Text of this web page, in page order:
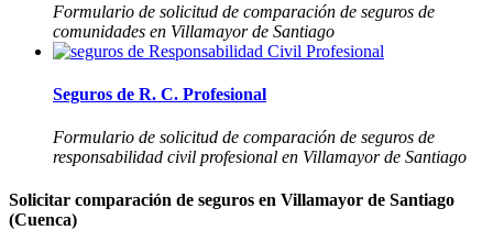
Formulario de solicitud de comparación de seguros de
comunidades en Villamayor de Santiago
Seguros de R. C. Profesional
Formulario de solicitud de comparación de seguros de
responsabilidad civil profesional en Villamayor de Santiago
Solicitar comparación de seguros en Villamayor de Santiago
(Cuenca)